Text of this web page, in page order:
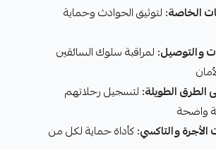
الخاصة: لتوثيق الحوادث وحماية
والتوصيل: لمراقبة سلوك السائقين
الطرق الطويلة: لتسجيل رحلاتهم
واضحة
والتاكسي:كأداة حماية لكل من